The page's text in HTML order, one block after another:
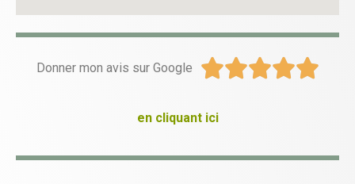
Donner mon avis sur Google 
en cliquant ici